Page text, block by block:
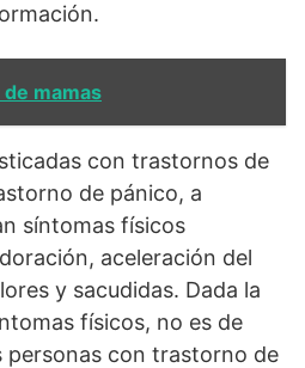
mamas
con trastornos de
de pánico, a
síntomas físicos
aceleración del
y sacudidas. Dada la
físicos, no es de
personas con trastorno de